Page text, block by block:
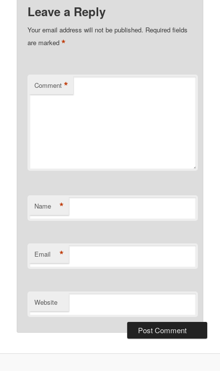
Leave a Reply
Your email address will not be published. Required fields
are marked*
Comment *
Name *
Email *
Website